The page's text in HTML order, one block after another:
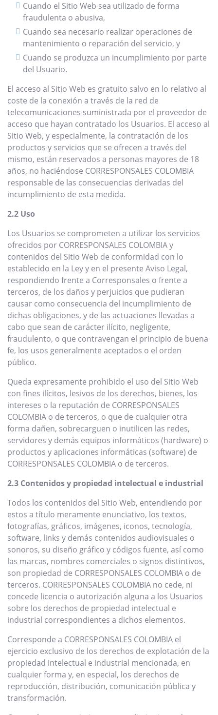
Cuando el Sitio Web sea utilizado de forma
fraudulenta o abusiva,
Cuando sea necesario realizar operaciones de
mantenimiento o reparación del servicio, y
Cuando se produzca un incumplimiento por parte
del Usuario.
El acceso al Sitio Web es gratuito salvo en lo relativo al
coste de la conexión a través de la red de
telecomunicaciones suministrada por el proveedor de
acceso que hayan contratado los Usuarios. El acceso al
Sitio Web, y especialmente, la contratación de los
productos y servicios que se ofrecen a través del
mismo, están reservados a personas mayores de 18
años, no haciéndose CORRESPONSALES COLOMBIA
responsable de las consecuencias derivadas del
incumplimiento de esta medida.
2.2 Uso
Los Usuarios se comprometen a utilizar los servicios
ofrecidos por CORRESPONSALES COLOMBIA y
contenidos del Sitio Web de conformidad con lo
establecido en la Ley y en el presente Aviso Legal,
respondiendo frente a Corresponsales o frente a
terceros, de los daños y perjuicios que pudieran
causar como consecuencia del incumplimiento de
dichas obligaciones, y de las actuaciones llevadas a
cabo que sean de carácter ilícito, negligente,
fraudulento, o que contravengan el principio de buena
fe, los usos generalmente aceptados o el orden
público.
Queda expresamente prohibido el uso del Sitio Web
con fines ilícitos, lesivos de los derechos, bienes, los
intereses o la reputación de CORRESPONSALES
COLOMBIA o de terceros, o que de cualquier otra
forma dañen, sobrecarguen o inutilicen las redes,
servidores y demás equipos informáticos (hardware) o
productos y aplicaciones informáticas (software) de
CORRESPONSALES COLOMBIA o de terceros.
2.3 Contenidos y propiedad intelectual e industrial
Todos los contenidos del Sitio Web, entendiendo por
estos a título meramente enunciativo, los textos,
fotografías, gráficos, imágenes, iconos, tecnología,
software, links y demás contenidos audiovisuales o
sonoros, su diseño gráfico y códigos fuente, así como
las marcas, nombres comerciales o signos distintivos,
son propiedad de CORRESPONSALES COLOMBIA o de
terceros. CORRESPONSALES COLOMBIA no cede, ni
concede licencia o autorización alguna a los Usuarios
sobre los derechos de propiedad intelectual e
industrial correspondientes a dichos elementos.
Corresponde a CORRESPONSALES COLOMBIA el
ejercicio exclusivo de los derechos de explotación de la
propiedad intelectual e industrial mencionada, en
cualquier forma y, en especial, los derechos de
reproducción, distribución, comunicación pública y
transformación.